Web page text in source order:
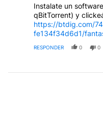
Instalate un
qBitTorrent) y
https://btdig.com/
fe134f34d6d1/
RESPONDER 0 0